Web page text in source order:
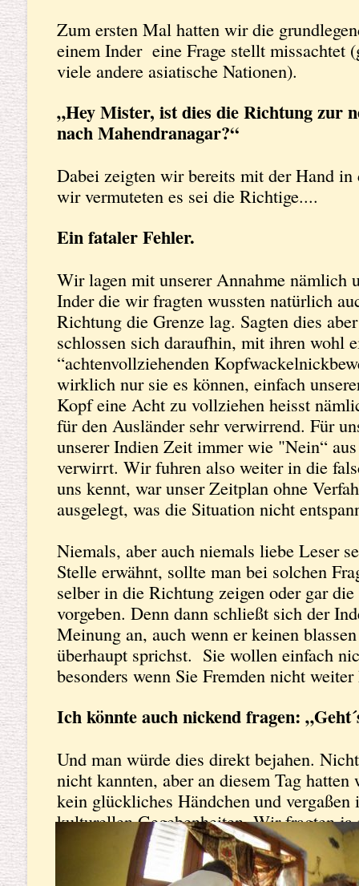
Zum ersten Mal hatten wir die
einem Inder eine Frage stellt missachtet
viele andere asiatische Nationen).
„Hey Mister, ist dies die Richtung zur
nach Mahendranagar?“
Dabei zeigten wir bereits mit der Hand
wir vermuteten es sei die Richtige....
Ein fataler Fehler.
Wir lagen mit unserer Annahme nämlich
Inder die wir fragten wussten natürlich
Richtung die Grenze lag. Sagten dies
schlossen sich daraufhin, mit ihren wohl
“achtenvollziehenden
wirklich nur sie es können, einfach
Kopf eine Acht zu vollziehen heisst
für den Ausländer sehr verwirrend. Für
unserer Indien Zeit immer wie "Nein“
verwirrt. Wir fuhren also weiter in die
uns kennt, war unser Zeitplan ohne
ausgelegt, was die Situation nicht
Niemals, aber auch niemals liebe Leser
Stelle erwähnt, sollte man bei solchen
selber in die Richtung zeigen oder gar
vorgeben. Denn dann schließt sich der
Meinung an, auch wenn er keinen
überhaupt sprichst. Sie wollen einfach
besonders wenn Sie Fremden nicht
Ich könnte auch nickend fragen:
Und man würde dies direkt bejahen.
nicht kannten, aber an diesem Tag
kein glückliches Händchen und
kulturellen Gegebenheiten. Wir fragten
Pension oder einem Laden, sondern
allen dort Lebenden bekannten Grenze